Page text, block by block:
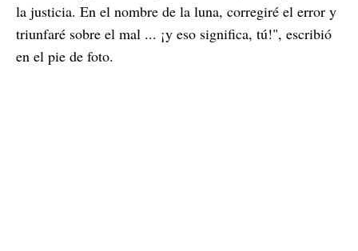
la justicia. En el nombre de la luna, corregiré el error y
triunfaré sobre el mal ... ¡y eso significa, tú!", escribió
en el pie de foto.